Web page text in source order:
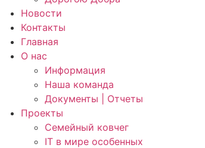
Новости
Контакты
Главная
О нас
Информация
Наша команда
Документы | Отчеты
Проекты
Семейный ковчег
IT в мире особенных